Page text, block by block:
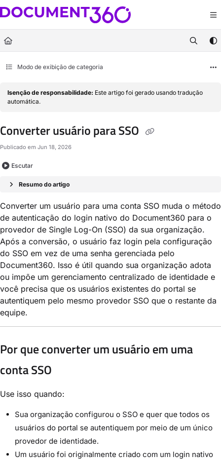
Documentation Index
Fetch the complete documentation index at:https://docs.document360.com/
Use this file to discover all available pages before exploring further.
Modo de exibição de categoria
Isenção de responsabilidade: Este artigo foi gerado usando tradução
automática.
Converter usuário para SSO
Publicado em Jun 18, 2026
Escutar
Resumo do artigo
Converter um usuário para uma conta SSO muda o método
de autenticação do login nativo do Document360 para o
provedor de Single Log-On (SSO) da sua organização.
Após a conversão, o usuário faz login pela configuração
do SSO em vez de uma senha gerenciada pelo
Document360. Isso é útil quando sua organização adota
ou impõe um gerenciamento centralizado de identidade e
você precisa que os usuários existentes do portal se
autentiquem pelo mesmo provedor SSO que o restante da
equipe.
Por que converter um usuário em uma
conta SSO
Use isso quando:
Sua organização configurou o SSO e quer que todos os
usuários do portal se autentiquem por meio de um único
provedor de identidade.
Um usuário foi originalmente criado com um login nativo